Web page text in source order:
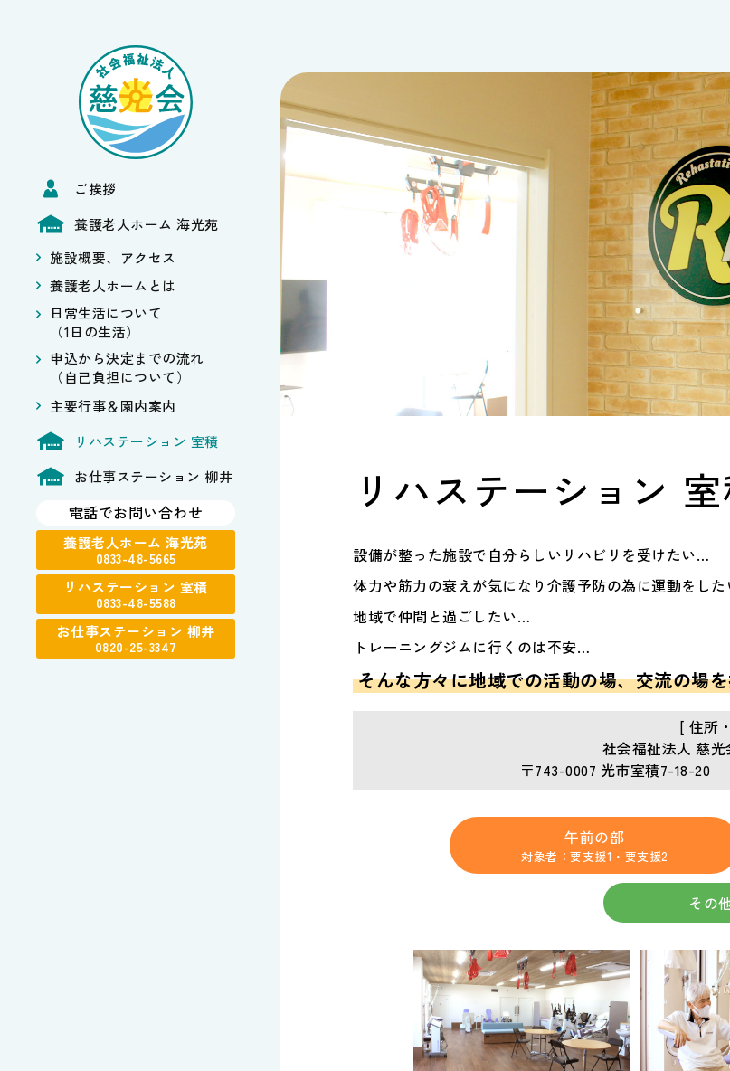
ご挨拶
養護老人ホーム 海光苑
施設概要、アクセス
養護老人ホームとは
日常生活について
（1日の生活）
申込から決定までの流れ
（自己負担について）
主要行事＆園内案内
リハステーション 室積
お仕事ステーション 柳井
電話でお問い合わせ
養護老人ホーム 海光苑
0833-48-5665
リハステーション 室積
0833-48-5588
お仕事ステーション 柳井
0820-25-3347
リハステーション
設備が整った施設で自分らしいリハビリを受けたい…
体力や筋力の衰えが気になり介護予防の為に運動をし
地域で仲間と過ごしたい…
トレーニングジムに行くのは不安…
そんな方々に地域での活動の場、交流の場
[ 住所
社会福祉法人 慈
〒743-0007 光市室積7-18-20
午前の部
対象者：要支援1・要支援2
その